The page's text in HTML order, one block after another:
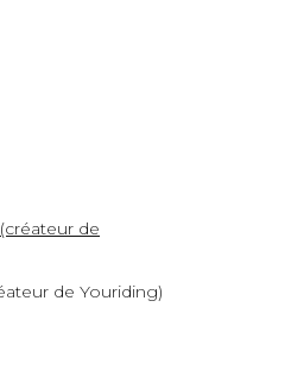
de Youriding)